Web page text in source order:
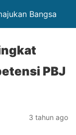
Bangsa
PBJ
3 tahun ago